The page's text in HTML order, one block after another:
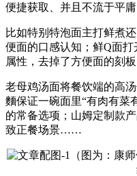
便捷获取、并且不流于平
比如特别特泡面主打鲜煮
便面的口感认知；鲜Q面
属性，去掉了方便面的刻板
老母鸡汤面将餐饮端的高
麵保证一碗面里“有肉有菜
的常备选项；山姆定制款
致正餐场景……
（图为：康